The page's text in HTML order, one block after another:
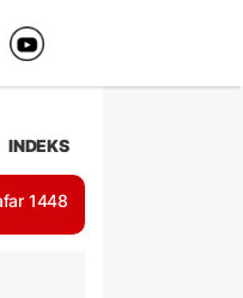
INDEKS
1448